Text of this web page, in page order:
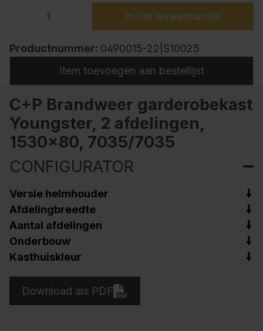
In het winkelmandje
Productnummer: 0490015-22|S10025
Item toevoegen aan bestellijst
C+P Brandweer garderobekast
Youngster, 2 afdelingen,
1530x80, 7035/7035
CONFIGURATOR
Versie helmhouder
Afdelingbreedte
Aantal afdelingen
Onderbouw
Kasthuiskleur
Download als PDF